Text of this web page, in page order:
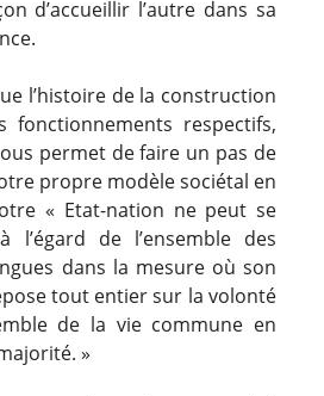
d’accueillir l’autre dans sa
l’histoire de la construction
fonctionnements respectifs,
permet de faire un pas de
propre modèle sociétal en
« Etat-nation ne peut se
l’égard de l’ensemble des
dans la mesure où son
tout entier sur la volonté
de la vie commune en
»